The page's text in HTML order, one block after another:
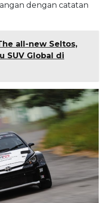
dengan catatan
all-new Seltos,
SUV Global di